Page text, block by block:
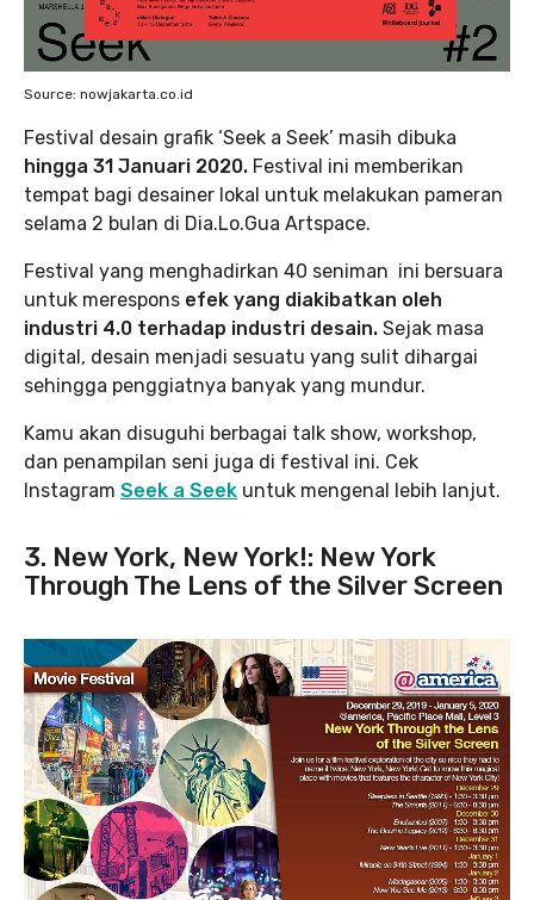
Source: nowjakarta.co.id
Festival desain grafik ‘Seek a Seek’ masih dibuka
hingga 31 Januari 2020. Festival ini memberikan
tempat bagi desainer lokal untuk melakukan pameran
selama 2 bulan di Dia.Lo.Gua Artspace.
Festival yang menghadirkan 40 seniman ini bersuara
untuk merespons efek yang diakibatkan oleh
industri 4.0 terhadap industri desain. Sejak masa
digital, desain menjadi sesuatu yang sulit dihargai
sehingga penggiatnya banyak yang mundur.
Kamu akan disuguhi berbagai talk show, workshop,
dan penampilan seni juga di festival ini. Cek
Instagram Seek a Seek untuk mengenal lebih lanjut.
3. New York, New York!: New York
Through The Lens of the Silver Screen